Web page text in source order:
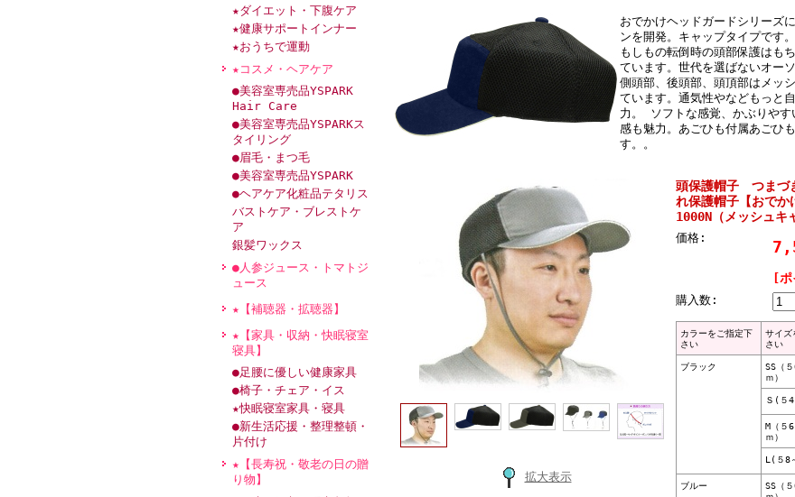
★ダイエット・下腹ケア
★健康サポートインナー
★おうちで運動
★コスメ・ヘアケア
●美容室専売品YSPARK
Hair Care
●美容室専売品YSPARKス
タイリング
●眉毛・まつ毛
●美容室専売品YSPARK
●ヘアケア化粧品テタリス
バストケア・ブレストケ
ア
銀髪ワックス
●人参ジュース・トマトジ
ュース
★【補聴器・拡聴器】
★【家具・収納・快眠寝室
寝具】
●足腰に優しい健康家具
●椅子・チェア・イス
★快眠寝室家具・寝具
●新生活応援・整理整頓・
片付け
★【長寿祝・敬老の日の贈
り物】
おでかけヘッドガードシリーズ
ンを開発。キャップタイプです。
もしもの転倒時の頭部保護はも
ています。世代を選ばないオー
側頭部、後頭部、頭頂部はメッ
ています。通気性やなどもっと
力。 ソフトな感覚、かぶりやす
感も魅力。あごひも付属あごひ
す。。
拡大表示
頭保護帽子 つまづ
れ保護帽子【おで
1000N（メッシュキ
価格:
[ポ
購入数:
カラーをご指定下
さい
サイズ
さい
ブラック
SS（
ｍ）
Ｓ(５
M（５
ｍ）
L(５8
ブルー
SS（